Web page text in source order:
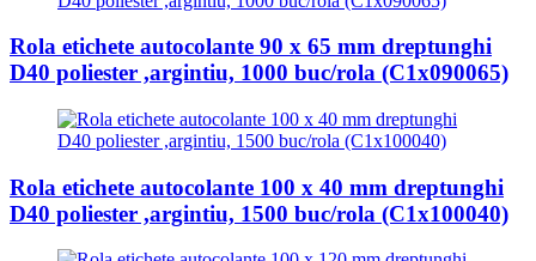
Rola etichete autocolante 90 x 65 mm dreptunghi
D40 poliester ,argintiu, 1000 buc/rola (C1x090065)
Rola etichete autocolante 100 x 40 mm dreptunghi
D40 poliester ,argintiu, 1500 buc/rola (C1x100040)